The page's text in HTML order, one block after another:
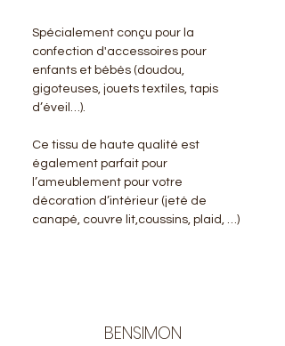
Spécialement conçu pour la
confection d'accessoires pour
enfants et bébés (doudou,
gigoteuses, jouets textiles, tapis
d’éveil…).
Ce tissu de haute qualité est
également parfait pour
l’ameublement pour votre
décoration d’intérieur (jeté de
canapé, couvre lit,coussins, plaid, …)
BENSIMON